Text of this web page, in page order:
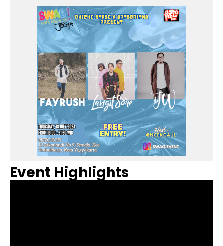
Event Highlights